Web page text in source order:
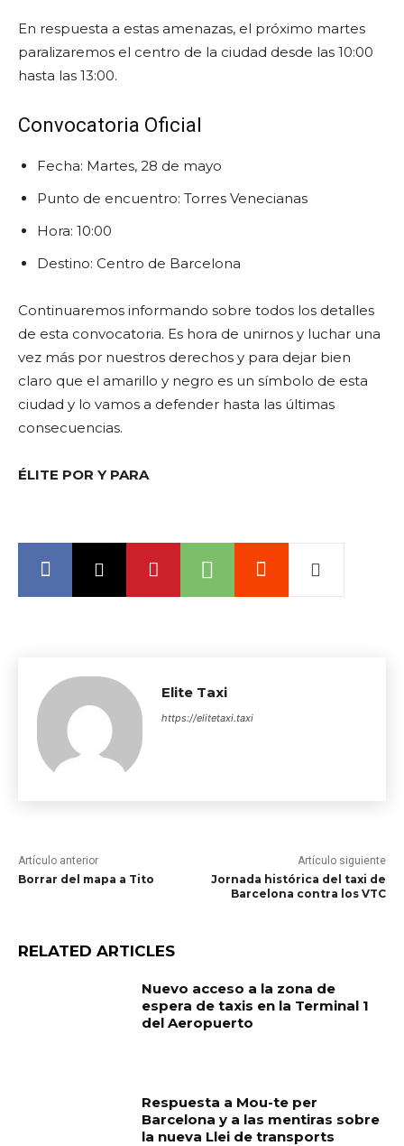
En respuesta a estas amenazas, el próximo martes
paralizaremos el centro de la ciudad desde las 10:00
hasta las 13:00.
Convocatoria Oficial
Fecha: Martes, 28 de mayo
Punto de encuentro: Torres Venecianas
Hora: 10:00
Destino: Centro de Barcelona
Continuaremos informando sobre todos los detalles
de esta convocatoria. Es hora de unirnos y luchar una
vez más por nuestros derechos y para dejar bien
claro que el amarillo y negro es un símbolo de esta
ciudad y lo vamos a defender hasta las últimas
consecuencias.
ÉLITE POR Y PARA
Elite Taxi
https://elitetaxi.taxi
Artículo anterior
Borrar del mapa a Tito
Artículo siguiente
Jornada histórica del taxi de
Barcelona contra los VTC
RELATED ARTICLES
Nuevo acceso a la zona de
espera de taxis en la Terminal 1
del Aeropuerto
Respuesta a Mou-te per
Barcelona y a las mentiras sobre
la nueva Llei de transports